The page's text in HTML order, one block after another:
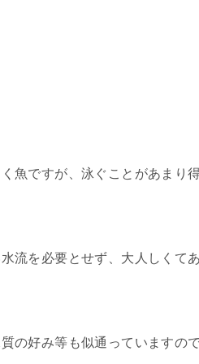
魚ですが、泳ぐことがあまり
流を必要とせず、大人しくて
の好み等も似通っていますの